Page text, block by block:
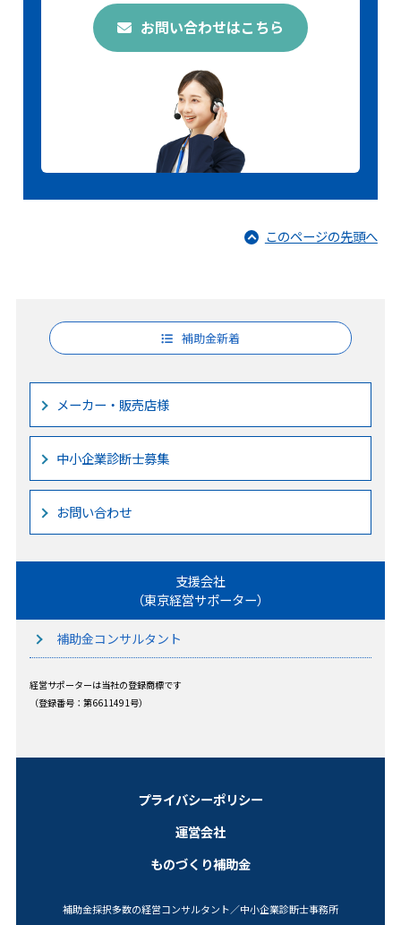
補助金新着
メーカー・販売店様
中小企業診断士募集
お問い合わせ
支援会社
（東京経営サポーター）
補助金コンサルタント
経営サポーターは当社の登録商標です
（登録番号：第6611491号）
お問い合わせはこちら
このページの先頭へ
プライバシーポリシー
運営会社
ものづくり補助金
補助金採択多数の経営コンサルタント／中小企業診断士事務所